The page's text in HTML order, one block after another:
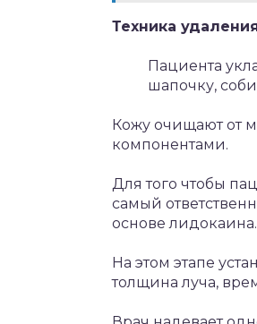
Техника
Пациента
шапочку,
Кожу очищают от
компонентами.
Для того чтобы
самый
основе лидокаина.
На этом этапе
толщина луча,